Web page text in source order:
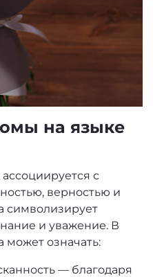
на языке
с
верностью и
символизирует
и уважение. В
может означать:
— благодаря